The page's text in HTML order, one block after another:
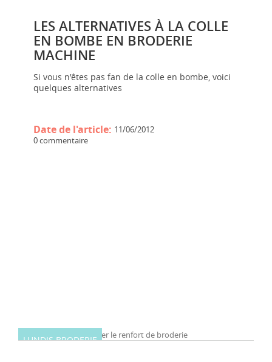
LES ALTERNATIVES À LA COLLE
EN BOMBE EN BRODERIE
MACHINE
Si vous n'êtes pas fan de la colle en bombe, voici
quelques alternatives
Date de l'article: 11/06/2012
0 commentaire
LUNDIS BRODERIE